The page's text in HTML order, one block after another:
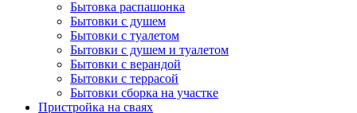
Бытовка распашонка
Бытовки с душем
Бытовки с туалетом
Бытовки с душем и туалетом
Бытовки с верандой
Бытовки с террасой
Бытовки сборка на участке
Пристройка на сваях